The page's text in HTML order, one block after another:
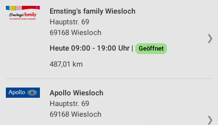
❯
Ernsting's family Wiesloch
Hauptstr. 69
69168 Wiesloch
Heute 09:00 - 19:00 Uhr |
Geöffnet
487,01 km
❯
Apollo Wiesloch
Hauptstr. 69
69168 Wiesloch